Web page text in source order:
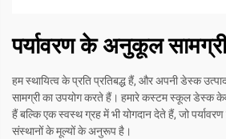
पर्यावरण के अनुकूल सामग्री
हम स्थायित्व के प्रति प्रतिबद्ध हैं, और अपनी डेस्क
सामग्री का उपयोग करते हैं। हमारे कस्टम स्कूल डेस्क
हैं बल्कि एक स्वस्थ ग्रह में भी योगदान देते हैं, जो
संस्थानों के मूल्यों के अनुरूप है।